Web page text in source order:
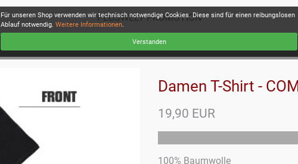
PLUSWELT PROMOTION
Damen T-Shirt -
19,90 EUR
100% Baumwolle
Für unseren Shop verwenden wir technisch notwendige Cookies. Diese sind für einen reibungslosen
Ablauf notwendig. Weitere Informationen.
Verstanden